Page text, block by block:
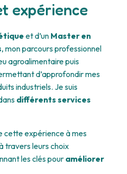
expérience
et d’un Master en
, mon parcours professionnel
agroalimentaire puis
d’approfondir mes
industriels. Je suis
différents services
cette expérience à mes
travers leurs choix
les clés pour améliorer